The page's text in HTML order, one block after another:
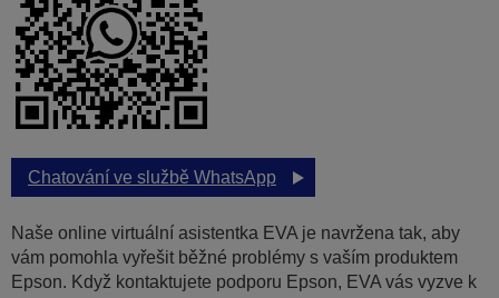
Chatování ve službě WhatsApp
Naše online virtuální asistentka EVA je navržena tak, aby
vám pomohla vyřešit běžné problémy s vaším produktem
Epson. Když kontaktujete podporu Epson, EVA vás vyzve k